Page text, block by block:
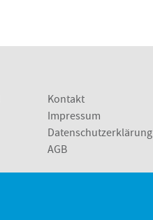
Kontakt
Impressum
Datenschutzerklärung
AGB